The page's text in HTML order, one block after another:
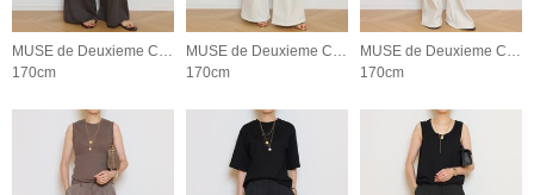
MUSE de Deuxieme Classe
170cm
MUSE de Deuxieme Classe
170cm
MUSE de Deuxieme Classe
170cm